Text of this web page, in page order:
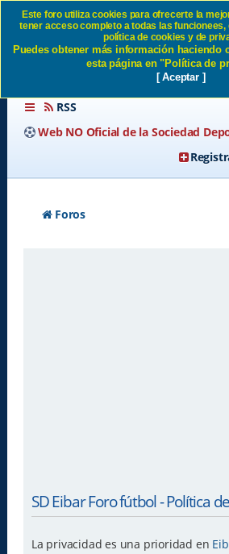
Política de
Eibar
RSS
Web NO Oficial de la Sociedad
Foros
SD Eibar Foro fútbol - Política
La privacidad es una prioridad en
Este foro utiliza cookies para ofrecerte la
tener acceso completo a todas las
política de cookies y de
Puedes obtener más información haciendo
esta página en "Política de
[ Aceptar ]